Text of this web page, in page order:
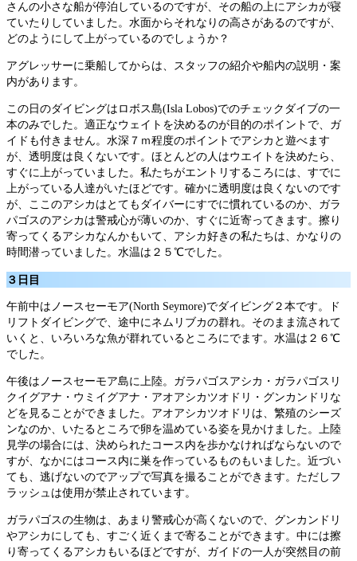
さんの小さな船が停泊しているのですが、その船の上にアシカが寝
ていたりしていました。水面からそれなりの高さがあるのですが、
どのようにして上がっているのでしょうか？
アグレッサーに乗船してからは、スタッフの紹介や船内の説明・案
内があります。
この日のダイビングはロボス島(Isla Lobos)でのチェックダイブの一
本のみでした。適正なウェイトを決めるのが目的のポイントで、ガ
イドも付きません。水深７ｍ程度のポイントでアシカと遊べます
が、透明度は良くないです。ほとんどの人はウエイトを決めたら、
すぐに上がっていました。私たちがエントリするころには、すでに
上がっている人達がいたほどです。確かに透明度は良くないのです
が、ここのアシカはとてもダイバーにすでに慣れているのか、ガラ
パゴスのアシカは警戒心が薄いのか、すぐに近寄ってきます。擦り
寄ってくるアシカなんかもいて、アシカ好きの私たちは、かなりの
時間潜っていました。水温は２５℃でした。
３日目
午前中はノースセーモア(North Seymore)でダイビング２本です。ド
リフトダイビングで、途中にネムリブカの群れ。そのまま流されて
いくと、いろいろな魚が群れているところにでます。水温は２６℃
でした。
午後はノースセーモア島に上陸。ガラパゴスアシカ・ガラパゴスリ
クイグアナ・ウミイグアナ・アオアシカツオドリ・グンカンドリな
どを見ることができました。アオアシカツオドリは、繁殖のシーズ
ンなのか、いたるところで卵を温めている姿を見かけました。上陸
見学の場合には、決められたコース内を歩かなければならないので
すが、なかにはコース内に巣を作っているものもいました。近づい
ても、逃げないのでアップで写真を撮ることができます。ただしフ
ラッシュは使用が禁止されています。
ガラパゴスの生物は、あまり警戒心が高くないので、グンカンドリ
やアシカにしても、すごく近くまで寄ることができます。中には擦
り寄ってくるアシカもいるほどですが、ガイドの一人が突然目の前